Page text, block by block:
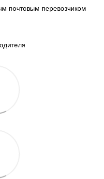
почтовым перевозчиком